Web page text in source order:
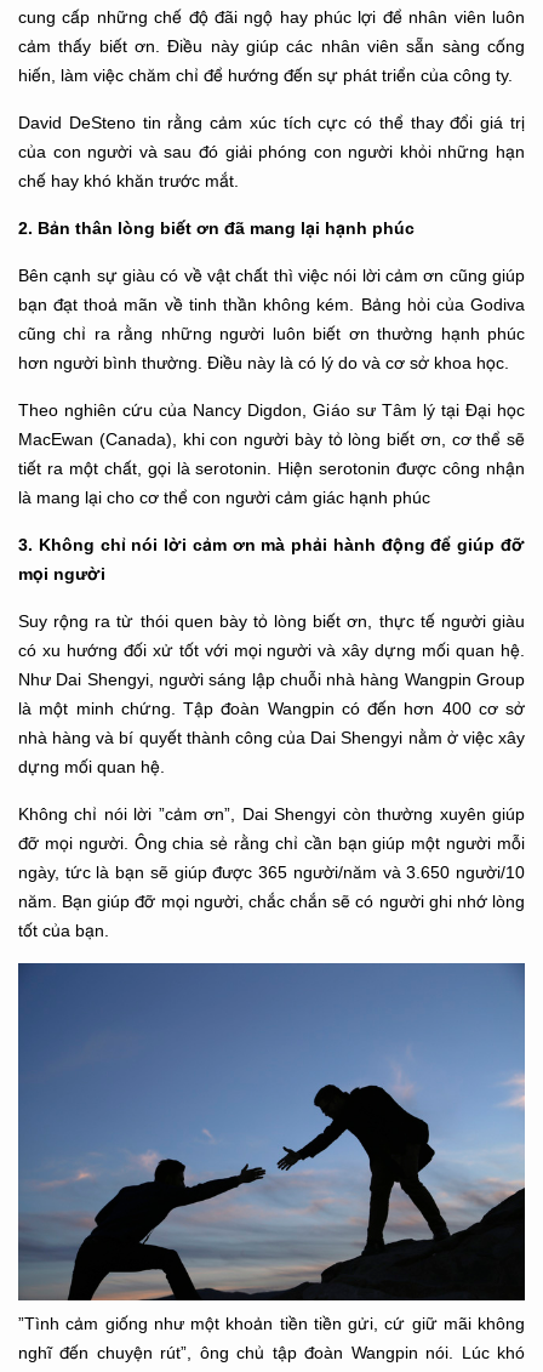
cung cấp những chế độ đãi ngộ hay phúc lợi để nhân viên luôn
cảm thấy biết ơn. Điều này giúp các nhân viên sẵn sàng cống
hiến, làm việc chăm chỉ để hướng đến sự phát triển của công ty.
David DeSteno tin rằng cảm xúc tích cực có thể thay đổi giá trị
của con người và sau đó giải phóng con người khỏi những hạn
chế hay khó khăn trước mắt.
2. Bản thân lòng biết ơn đã mang lại hạnh phúc
Bên cạnh sự giàu có về vật chất thì việc nói lời cảm ơn cũng giúp
bạn đạt thoả mãn về tinh thần không kém. Bảng hỏi của Godiva
cũng chỉ ra rằng những người luôn biết ơn thường hạnh phúc
hơn người bình thường. Điều này là có lý do và cơ sở khoa học.
Theo nghiên cứu của Nancy Digdon, Giáo sư Tâm lý tại Đại học
MacEwan (Canada), khi con người bày tỏ lòng biết ơn, cơ thể sẽ
tiết ra một chất, gọi là serotonin. Hiện serotonin được công nhận
là mang lại cho cơ thể con người cảm giác hạnh phúc
3. Không chỉ nói lời cảm ơn mà phải hành động để giúp đỡ
mọi người
Suy rộng ra từ thói quen bày tỏ lòng biết ơn, thực tế người giàu
có xu hướng đối xử tốt với mọi người và xây dựng mối quan hệ.
Như Dai Shengyi, người sáng lập chuỗi nhà hàng Wangpin Group
là một minh chứng. Tập đoàn Wangpin có đến hơn 400 cơ sở
nhà hàng và bí quyết thành công của Dai Shengyi nằm ở việc xây
dựng mối quan hệ.
Không chỉ nói lời ”cảm ơn”, Dai Shengyi còn thường xuyên giúp
đỡ mọi người. Ông chia sẻ rằng chỉ cần bạn giúp một người mỗi
ngày, tức là bạn sẽ giúp được 365 người/năm và 3.650 người/10
năm. Bạn giúp đỡ mọi người, chắc chắn sẽ có người ghi nhớ lòng
tốt của bạn.
”Tình cảm giống như một khoản tiền tiền gửi, cứ giữ mãi không
nghĩ đến chuyện rút”, ông chủ tập đoàn Wangpin nói. Lúc khó